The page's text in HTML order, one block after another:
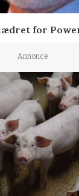
for
Annonce